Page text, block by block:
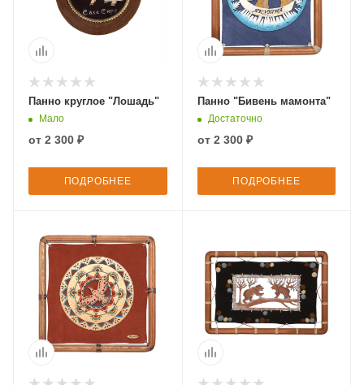
Панно круглое "Лошадь"
Мало
от 2 300 ₽
ПОДРОБНЕЕ
Панно "Бивень мамонта"
Достаточно
от 2 300 ₽
ПОДРОБНЕЕ